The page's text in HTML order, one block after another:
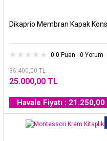
Dikaprio Membran Kapak
0.0 Puan - 0 Yorum
36.400,00 TL
25.000,00 TL
Havale Fiyatı : 21.250,00